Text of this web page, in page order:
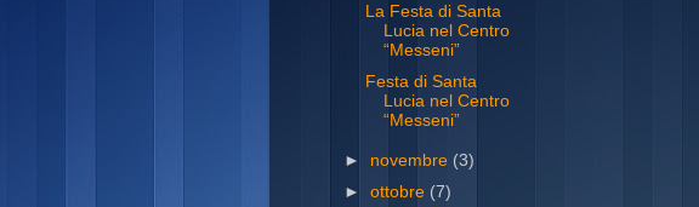
La Festa di Santa
Lucia nel Centro
“Messeni”
Festa di Santa
Lucia nel Centro
“Messeni”
► novembre (3)
►ottobre (7)